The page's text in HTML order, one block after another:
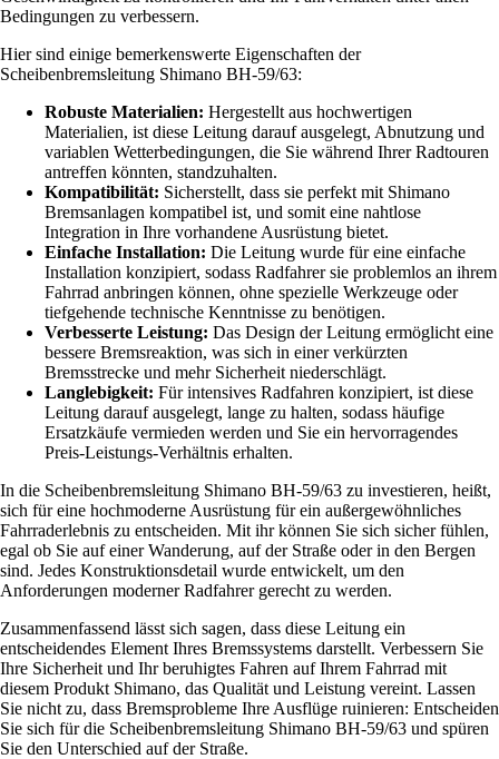
Bedingungen zu verbessern.
Hier sind einige bemerkenswerte Eigenschaften der
Scheibenbremsleitung Shimano BH-59/63:
Robuste Materialien: Hergestellt aus hochwertigen
Materialien, ist diese Leitung darauf ausgelegt, Abnutzung und
variablen Wetterbedingungen, die Sie während Ihrer Radtouren
antreffen könnten, standzuhalten.
Kompatibilität: Sicherstellt, dass sie perfekt mit Shimano
Bremsanlagen kompatibel ist, und somit eine nahtlose
Integration in Ihre vorhandene Ausrüstung bietet.
Einfache Installation: Die Leitung wurde für eine einfache
Installation konzipiert, sodass Radfahrer sie problemlos an ihrem
Fahrrad anbringen können, ohne spezielle Werkzeuge oder
tiefgehende technische Kenntnisse zu benötigen.
Verbesserte Leistung: Das Design der Leitung ermöglicht eine
bessere Bremsreaktion, was sich in einer verkürzten
Bremsstrecke und mehr Sicherheit niederschlägt.
Langlebigkeit: Für intensives Radfahren konzipiert, ist diese
Leitung darauf ausgelegt, lange zu halten, sodass häufige
Ersatzkäufe vermieden werden und Sie ein hervorragendes
Preis-Leistungs-Verhältnis erhalten.
In die Scheibenbremsleitung Shimano BH-59/63 zu investieren, heißt,
sich für eine hochmoderne Ausrüstung für ein außergewöhnliches
Fahrraderlebnis zu entscheiden. Mit ihr können Sie sich sicher fühlen,
egal ob Sie auf einer Wanderung, auf der Straße oder in den Bergen
sind. Jedes Konstruktionsdetail wurde entwickelt, um den
Anforderungen moderner Radfahrer gerecht zu werden.
Zusammenfassend lässt sich sagen, dass diese Leitung ein
entscheidendes Element Ihres Bremssystems darstellt. Verbessern Sie
Ihre Sicherheit und Ihr beruhigtes Fahren auf Ihrem Fahrrad mit
diesem Produkt Shimano, das Qualität und Leistung vereint. Lassen
Sie nicht zu, dass Bremsprobleme Ihre Ausflüge ruinieren: Entscheiden
Sie sich für die Scheibenbremsleitung Shimano BH-59/63 und spüren
Sie den Unterschied auf der Straße.